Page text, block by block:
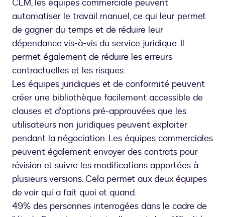
CLM, les équipes commerciale peuvent
automatiser le travail manuel, ce qui leur permet
de gagner du temps et de réduire leur
dépendance vis-à-vis du service juridique. Il
permet également de réduire les erreurs
contractuelles et les risques.
Les équipes juridiques et de conformité peuvent
créer une bibliothèque facilement accessible de
clauses et d'options pré-approuvées que les
utilisateurs non juridiques peuvent exploiter
pendant la négociation. Les équipes commerciales
peuvent également envoyer des contrats pour
révision et suivre les modifications apportées à
plusieurs versions. Cela permet aux deux équipes
de voir qui a fait quoi et quand.
49% des personnes interrogées dans le cadre de